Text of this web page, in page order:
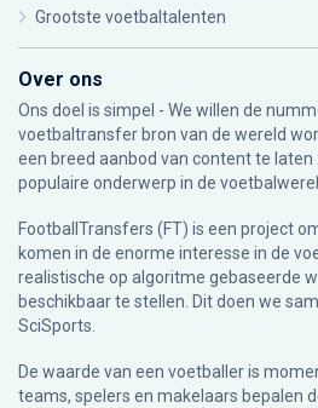
Grootste voetbaltalenten
Over ons
Ons doel is simpel - We willen de
voetbaltransfer bron van de wereld
een breed aanbod van content te
populaire onderwerp in de
FootballTransfers (FT) is een project
komen in de enorme interesse in de
realistische op algoritme gebaseerde
beschikbaar te stellen. Dit doen we
SciSports.
De waarde van een voetballer is
teams, spelers en makelaars bepalen